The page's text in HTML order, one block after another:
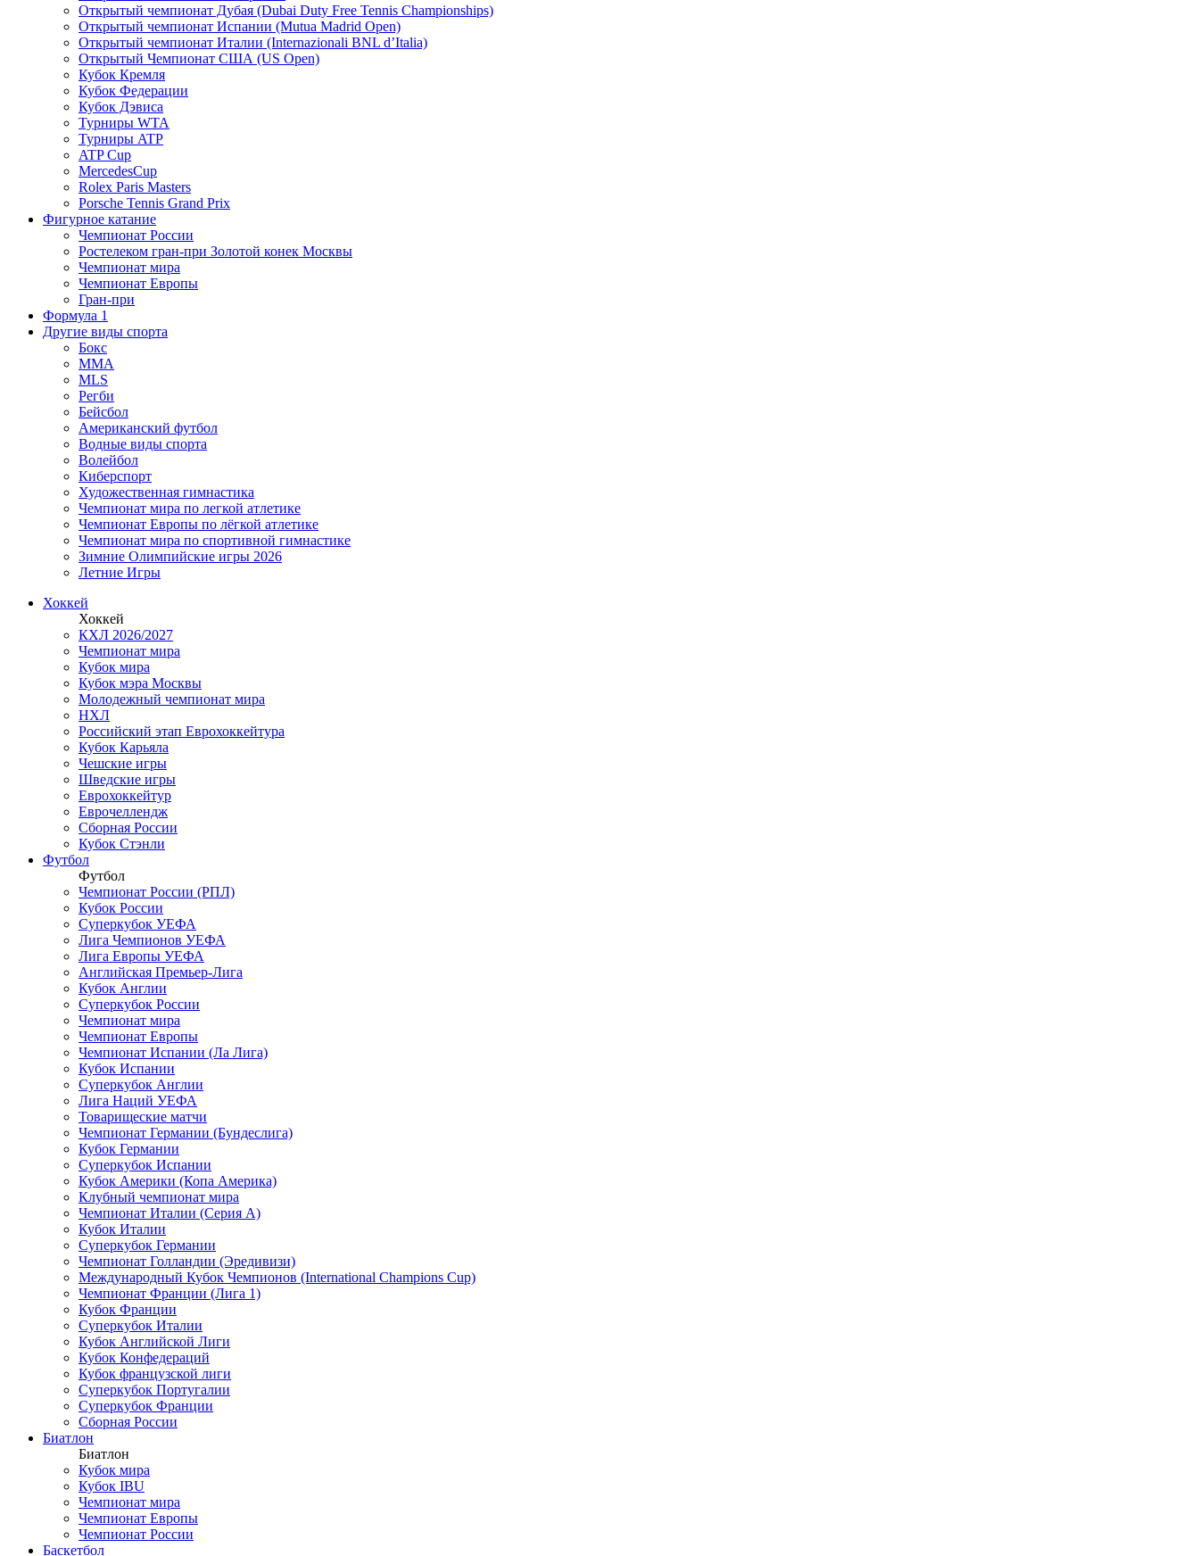
Открытый чемпионат Дубая (Dubai Duty Free Tennis Championships)
Открытый чемпионат Испании (Mutua Madrid Open)
Открытый чемпионат Италии (Internazionali BNL d’Italia)
Открытый Чемпионат США (US Open)
Кубок Кремля
Кубок Федерации
Кубок Дэвиса
Турниры WTA
Турниры ATP
ATP Cup
MercedesCup
Rolex Paris Masters
Porsche Tennis Grand Prix
Фигурное катание
Чемпионат России
Ростелеком гран-при Золотой конек Москвы
Чемпионат мира
Чемпионат Европы
Гран-при
Формула 1
Другие виды спорта
Бокс
MMA
MLS
Регби
Бейсбол
Американский футбол
Водные виды спорта
Волейбол
Киберспорт
Художественная гимнастика
Чемпионат мира по легкой атлетике
Чемпионат Европы по лёгкой атлетике
Чемпионат мира по спортивной гимнастике
Зимние Олимпийские игры 2026
Летние Игры
Хоккей
Хоккей
КХЛ 2026/2027
Чемпионат мира
Кубок мира
Кубок мэра Москвы
Молодежный чемпионат мира
НХЛ
Российский этап Еврохоккейтура
Кубок Карьяла
Чешские игры
Шведские игры
Еврохоккейтур
Еврочеллендж
Сборная России
Кубок Стэнли
Футбол
Футбол
Чемпионат России (РПЛ)
Кубок России
Суперкубок УЕФА
Лига Чемпионов УЕФА
Лига Европы УЕФА
Английская Премьер-Лига
Кубок Англии
Суперкубок России
Чемпионат мира
Чемпионат Европы
Чемпионат Испании (Ла Лига)
Кубок Испании
Суперкубок Англии
Лига Наций УЕФА
Товарищеские матчи
Чемпионат Германии (Бундеслига)
Кубок Германии
Суперкубок Испании
Кубок Америки (Копа Америка)
Клубный чемпионат мира
Чемпионат Италии (Серия А)
Кубок Италии
Суперкубок Германии
Чемпионат Голландии (Эредивизи)
Международный Кубок Чемпионов (International Champions Cup)
Чемпионат Франции (Лига 1)
Кубок Франции
Суперкубок Италии
Кубок Английской Лиги
Кубок Конфедераций
Кубок французской лиги
Суперкубок Португалии
Суперкубок Франции
Сборная России
Биатлон
Биатлон
Кубок мира
Кубок IBU
Чемпионат мира
Чемпионат Европы
Чемпионат России
Баскетбол